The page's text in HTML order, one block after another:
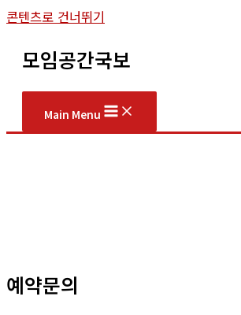
콘텐츠로 건너뛰기
모임공간국보
Main Menu
예약문의